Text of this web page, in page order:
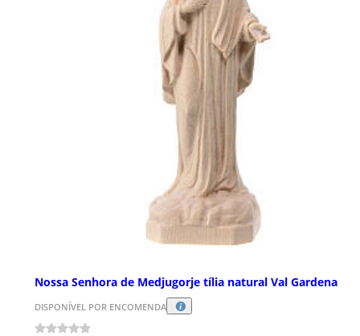
Nossa Senhora de Medjugorje tília natural Val Gardena
DISPONÍVEL POR ENCOMENDA